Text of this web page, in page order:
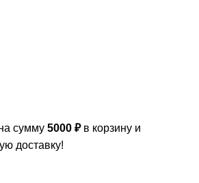
сумму 5000 ₽в корзину и
доставку!